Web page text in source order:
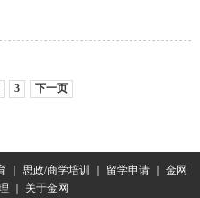
3 下一页
｜ 思政/商学培训 ｜ 留学申请 ｜ 金网
｜ 关于金网